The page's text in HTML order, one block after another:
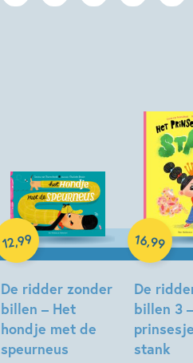
De ridder zonder
billen – Het
hondje met de
speurneus
12,99
Hardcover
De
billen 3
stank
16,99
Hardcover